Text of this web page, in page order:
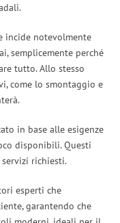
incide notevolmente
semplicemente perché
tutto. Allo stesso
come lo smontaggio e
in base alle esigenze
disponibili. Questi
richiesti.
esperti che
garantendo che